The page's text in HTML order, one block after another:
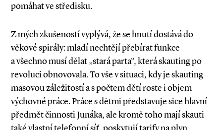
pomáhat ve středisku.
Z mých zkušeností vyplývá, že se hnutí dostává do
věkové spirály: mladí nechtějí přebírat funkce
a všechno musí dělat „stará parta“, která skauting po
revoluci obnovovala. To vše v situaci, kdy je skauting
masovou záležitostí a s počtem dětí roste i objem
výchovné práce. Práce s dětmi představuje sice hlavní
předmět činnosti Junáka, ale kromě toho mají skauti